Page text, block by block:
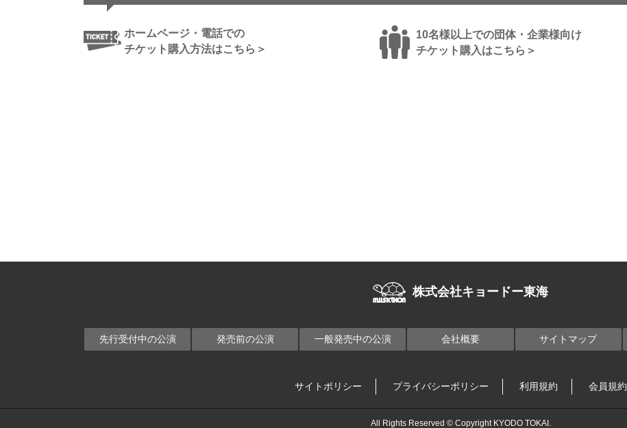
ホームページ・電話での
チケット購入方法はこちら＞
10名様以上での団体・企業様向け
チケット購入はこちら＞
株式会社キョードー東海
先行受付中の公演 発売前の公演 一般発売中の公演 会社概要 サイトマップ
サイトポリシー プライバシーポリシー 利用規約 会員規約
All Rights Reserved © Copyright KYODO TOKAI.